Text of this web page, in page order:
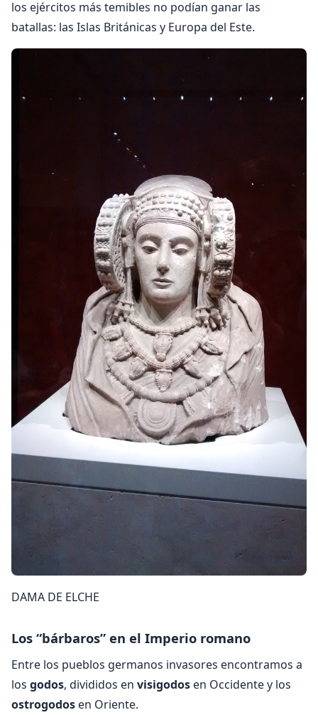
los ejércitos más temibles no podían ganar las
batallas: las Islas Británicas y Europa del Este.
DAMA DE ELCHE
Los “bárbaros” en el Imperio romano
Entre los pueblos germanos invasores encontramos a
los godos, divididos en visigodos en Occidente y los
ostrogodos en Oriente.